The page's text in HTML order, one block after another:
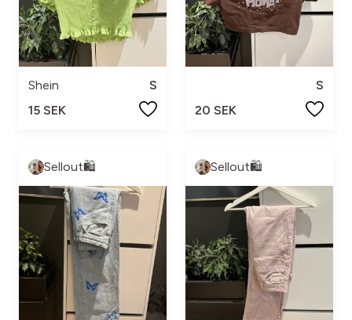
Shein
S
15 SEK
S
20 SEK
Sellout🛍️ Sellout🛍️